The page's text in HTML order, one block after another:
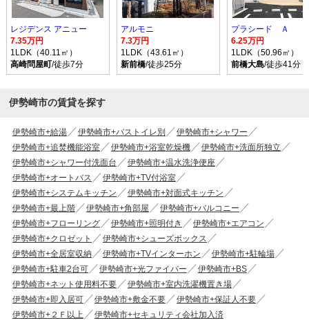
レジデンス アニュー
7.35万円
1LDK（40.11㎡）
高崎問屋町/徒歩7分
アルモニ
7.3万円
1LDK（43.61㎡）
新前橋/徒歩25分
プラシード Ａ
6.25万円
1LDK（50.96㎡）
前橋大島/徒歩41分
伊勢崎市の賃貸を探す
伊勢崎市+給湯 伊勢崎市+バストイレ別
伊勢崎市+シャワー
伊勢崎市+追焚機能浴室
伊勢崎市+浴室乾燥機
伊勢崎市+洗面所独立
伊勢崎市+シャワー付洗面台
伊勢崎市+温水洗浄便座
伊勢崎市+オートバス
伊勢崎市+TV付浴室
伊勢崎市+システムキッチン
伊勢崎市+対面式キッチン
伊勢崎市+最上階
伊勢崎市+角部屋
伊勢崎市+バルコニー
伊勢崎市+フローリング
伊勢崎市+照明付き
伊勢崎市+エアコン
伊勢崎市+クロゼット
伊勢崎市+シューズボックス
伊勢崎市+全居室収納
伊勢崎市+TVインターホン
伊勢崎市+駐輪場
伊勢崎市+駐車2台可
伊勢崎市+光ファイバー
伊勢崎市+BS
伊勢崎市+ネット使用料不要
伊勢崎市+室内洗濯機置き場
伊勢崎市+即入居可
伊勢崎市+敷金不要
伊勢崎市+保証人不要
伊勢崎市+２Ｆ以上
伊勢崎市+セキュリティ会社加入済